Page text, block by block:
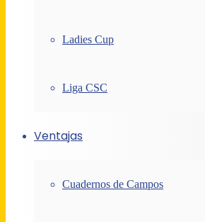
Ladies Cup
Liga CSC
Ventajas
Cuadernos de Campos